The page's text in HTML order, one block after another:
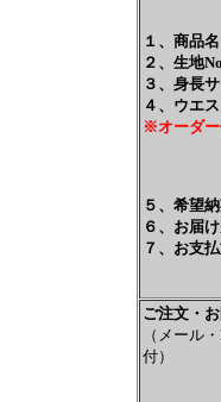
１、商品名
２、生地
３、身長
４、ウエ
※オーダ
５、希望
６、お届
７、お支
ご注文・
（メール
付）